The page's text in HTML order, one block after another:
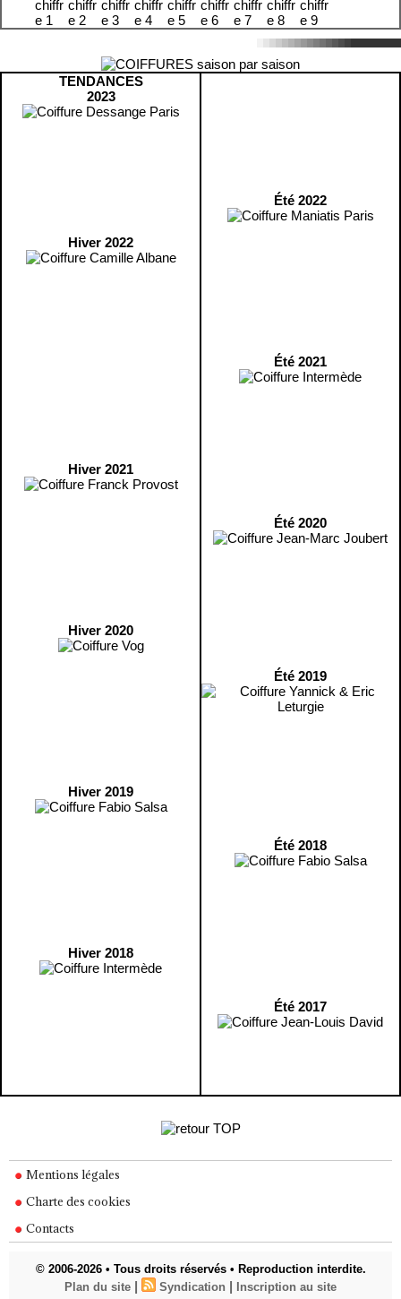
TENDANCES
2023
Hiver 2022
Hiver 2021
Hiver 2020
Hiver 2019
Hiver 2018
Été 2022
Été 2021
Été 2020
Été 2019
Été 2018
Été 2017
Mentions légales
Charte des cookies
Contacts
© 2006-2026 • Tous droits réservés • Reproduction interdite.
Plan du site | Syndication | Inscription au site